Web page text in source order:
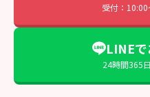
受付：10:00
LINEで
24時間365